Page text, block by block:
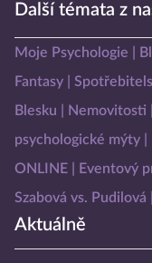
Další témata z
Moje Psychologie
Fantasy
Blesku
Nemovitosti
psychologické mýty
ONLINE
Eventový
Szabová vs. Pudilová
Aktuálně